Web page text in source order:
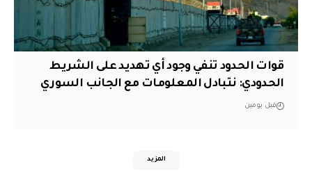
قوات الحدود تنفي وجود أي تهديد على الشريط
الحدودي: نتبادل المعلومات مع الجانب السوري
قبل يومين
المزيد